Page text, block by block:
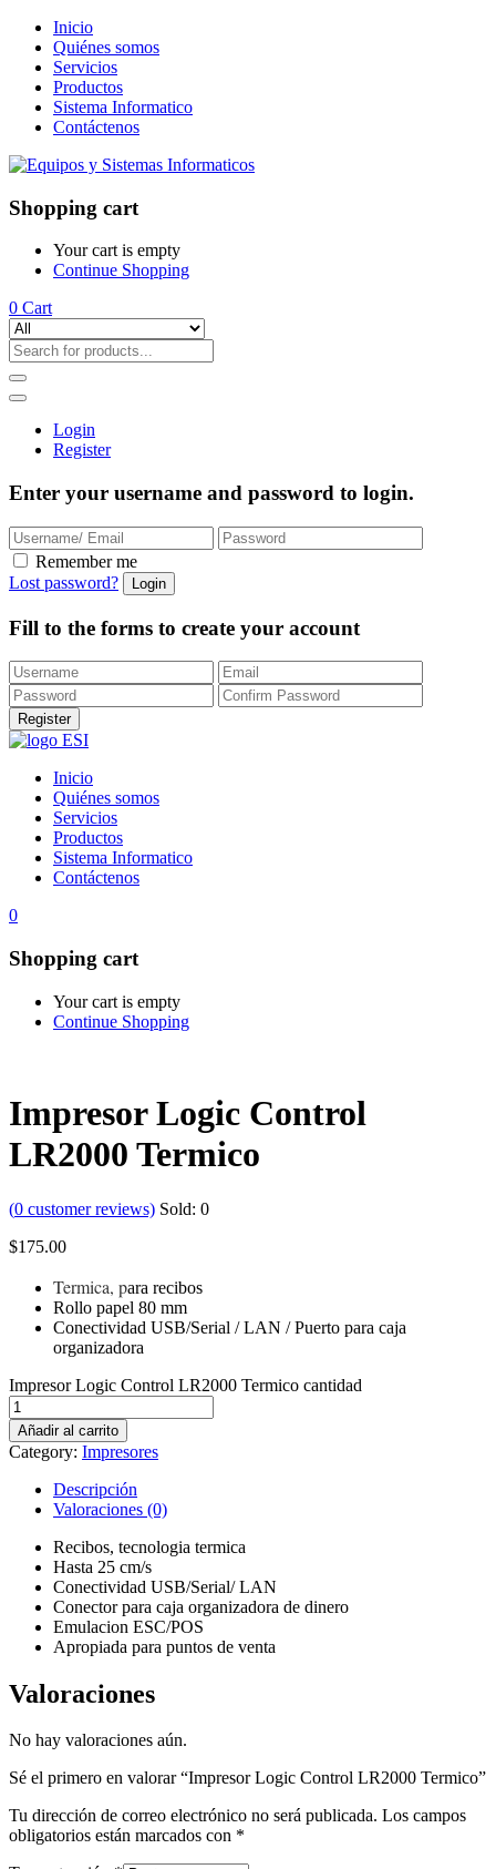
Inicio
Quiénes somos
Servicios
Productos
Sistema Informatico
Contáctenos
Shopping cart
Your cart is empty
Continue Shopping
0 Cart
Login
Register
Enter your username and password to login.
Remember me
Lost password?
Fill to the forms to create your account
Inicio
Quiénes somos
Servicios
Productos
Sistema Informatico
Contáctenos
0
Shopping cart
Your cart is empty
Continue Shopping
Impresor Logic Control
LR2000 Termico
(0 customer reviews) Sold: 0
$175.00
Termica, para recibos
Rollo papel 80 mm
Conectividad USB/Serial / LAN / Puerto para caja
organizadora
Impresor Logic Control LR2000 Termico cantidad
Añadir al carrito
Category: Impresores
Descripción
Valoraciones (0)
Recibos, tecnologia termica
Hasta 25 cm/s
Conectividad USB/Serial/ LAN
Conector para caja organizadora de dinero
Emulacion ESC/POS
Apropiada para puntos de venta
Valoraciones
No hay valoraciones aún.
Sé el primero en valorar “Impresor Logic Control LR2000 Termico”
Tu dirección de correo electrónico no será publicada. Los campos
obligatorios están marcados con *